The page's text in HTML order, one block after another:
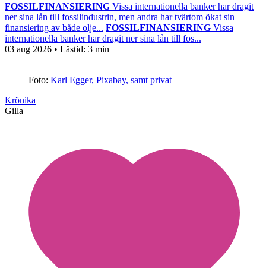
FOSSILFINANSIERING Vissa internationella banker har dragit
ner sina lån till fossilindustrin, men andra har tvärtom ökat sin
finansiering av både olje... FOSSILFINANSIERING Vissa
internationella banker har dragit ner sina lån till fos...
03 aug 2026 • Lästid: 3 min
Foto: Karl Egger, Pixabay, samt privat
Krönika
Gilla